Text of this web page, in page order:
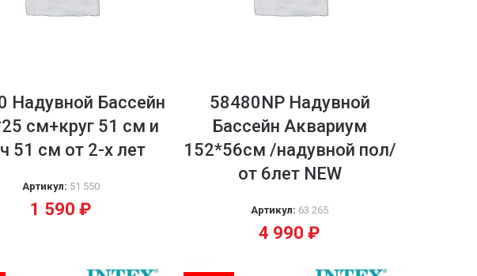
Надувной Бассейн
см+круг 51 см и
51 см от 2-х лет
Артикул: 51 550
1 590₽
58480NP Надувной
Бассейн Аквариум
152*56см /надувной пол/
от 6лет NEW
Артикул: 63 265
4 990₽